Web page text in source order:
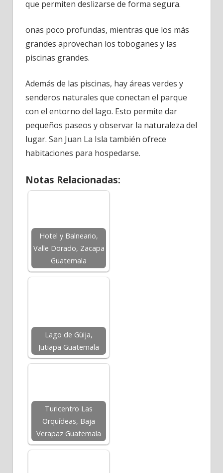
que permiten deslizarse de forma segura.
onas poco profundas, mientras que los más
grandes aprovechan los toboganes y las
piscinas grandes.
Además de las piscinas, hay áreas verdes y
senderos naturales que conectan el parque
con el entorno del lago. Esto permite dar
pequeños paseos y observar la naturaleza del
lugar. San Juan La Isla también ofrece
habitaciones para hospedarse.
Notas Relacionadas:
Hotel y Balneario,
Valle Dorado, Zacapa
Guatemala
Lago de Güija,
Jutiapa Guatemala
Turicentro Las
Orquídeas, Baja
Verapaz Guatemala